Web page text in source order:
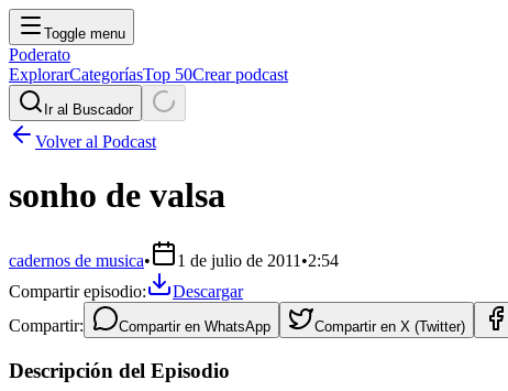
Toggle menu
Poderato
ExplorarCategoríasTop 50Crear podcast
Ir al Buscador
Volver al Podcast
sonho de valsa
cadernos de musica• 1 de julio de 2011 •2:54
Compartir episodio:
Descargar
Compartir:
Compartir en WhatsApp Compartir en X (Twitter)
Descripción del Episodio